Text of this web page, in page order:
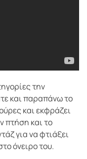
την
και παραπάνω το
και εκφράζει
πτήση και το
για να φτιάξει
όνειρο του.